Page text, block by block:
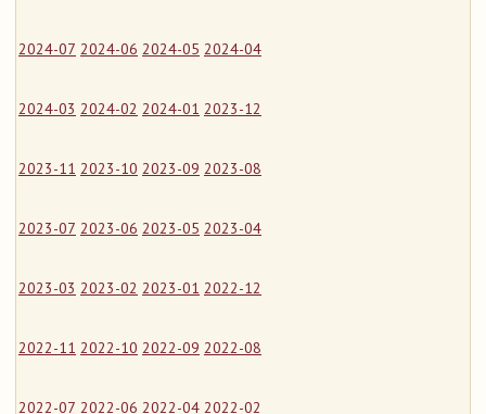
2024-07 2024-06 2024-05 2024-04
2024-03 2024-02 2024-01 2023-12
2023-11 2023-10 2023-09 2023-08
2023-07 2023-06 2023-05 2023-04
2023-03 2023-02 2023-01 2022-12
2022-11 2022-10 2022-09 2022-08
2022-07 2022-06 2022-04 2022-02